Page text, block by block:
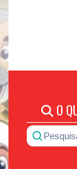
O